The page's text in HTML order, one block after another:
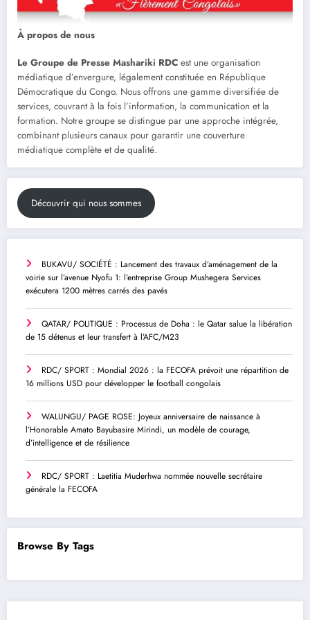
À propos de nous
Le Groupe de Presse Mashariki RDC est une organisation
médiatique d’envergure, légalement constituée en République
Démocratique du Congo. Nous offrons une gamme diversifiée de
services, couvrant à la fois l’information, la communication et la
formation. Notre groupe se distingue par une approche intégrée,
combinant plusieurs canaux pour garantir une couverture
médiatique complète et de qualité.
Découvrir qui nous sommes
BUKAVU/ SOCIÉTÉ : Lancement des travaux d’aménagement de la
voirie sur l’avenue Nyofu 1: l’entreprise Group Mushegera Services
exécutera 1200 mètres carrés des pavés
QATAR/ POLITIQUE : Processus de Doha : le Qatar salue la libération
de 15 détenus et leur transfert à l’AFC/M23
RDC/ SPORT : Mondial 2026 : la FECOFA prévoit une répartition de
16 millions USD pour développer le football congolais
WALUNGU/ PAGE ROSE: Joyeux anniversaire de naissance à
l’Honorable Amato Bayubasire Mirindi, un modèle de courage,
d’intelligence et de résilience
RDC/ SPORT : Laetitia Muderhwa nommée nouvelle secrétaire
générale la FECOFA
Browse By Tags